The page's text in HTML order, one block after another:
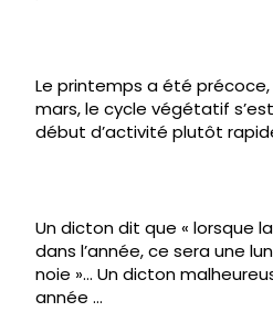
Le printemps a été
mars, le cycle végétatif
début d’activité plutôt
Un dicton dit que « lorsque
dans l’année, ce sera une
noie »… Un dicton
année …